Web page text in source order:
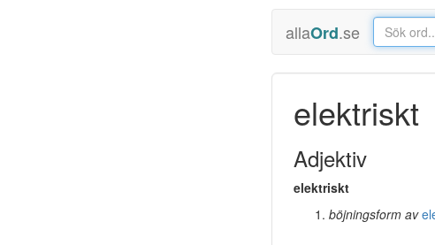
allaOrd.se
elektriskt
Adjektiv
elektriskt
böjningsform av